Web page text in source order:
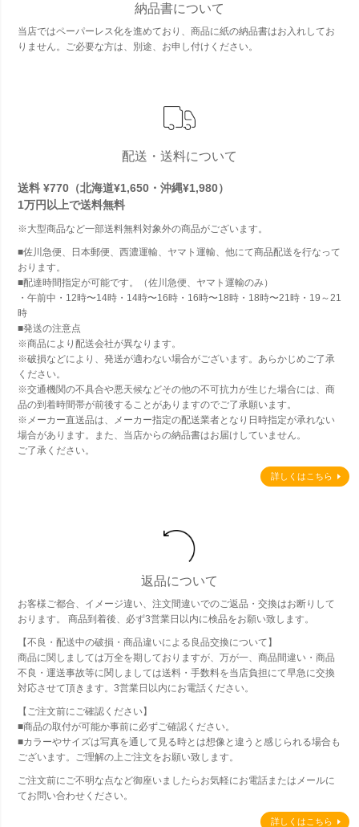
納品書について
当店ではペーパーレス化を進めており、商品に紙の納品書はお入れしてお
りません。ご必要な方は、別途、お申し付けください。
配送・送料について
送料 ¥770（北海道¥1,650・沖縄¥1,980）
1万円以上で送料無料
※大型商品など一部送料無料対象外の商品がございます。
■佐川急便、日本郵便、西濃運輸、ヤマト運輸、他にて商品配送を行なって
おります。
■配達時間指定が可能です。（佐川急便、ヤマト運輸のみ）
・午前中・12時〜14時・14時〜16時・16時〜18時・18時〜21時・19～21
時
■発送の注意点
※商品により配送会社が異なります。
※破損などにより、発送が適わない場合がございます。あらかじめご了承
ください。
※交通機関の不具合や悪天候などその他の不可抗力が生じた場合には、商
品の到着時間帯が前後することがありますのでご了承願います。
※メーカー直送品は、メーカー指定の配送業者となり日時指定が承れない
場合があります。また、当店からの納品書はお届けしていません。
ご了承ください。
詳しくはこちら
返品について
お客様ご都合、イメージ違い、注文間違いでのご返品・交換はお断りして
おります。 商品到着後、必ず3営業日以内に検品をお願い致します。
【不良・配送中の破損・商品違いによる良品交換について】
商品に関しましては万全を期しておりますが、万が一、商品間違い・商品
不良・運送事故等に関しましては送料・手数料を当店負担にて早急に交換
対応させて頂きます。3営業日以内にお電話ください。
【ご注文前にご確認ください】
■商品の取付が可能か事前に必ずご確認ください。
■カラーやサイズは写真を通して見る時とは想像と違うと感じられる場合も
ございます。ご理解の上ご注文をお願い致します。
ご注文前にご不明な点など御座いましたらお気軽にお電話またはメールに
てお問い合わせください。
詳しくはこちら